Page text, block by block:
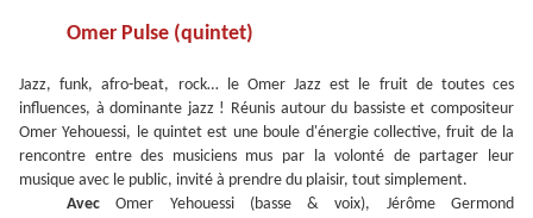
Omer Pulse (quintet)
Jazz, funk, afro-beat, rock… le Omer Jazz est le fruit de toutes ces
influences, à dominante jazz ! Réunis autour du bassiste et compositeur
Omer Yehouessi, le quintet est une boule d'énergie collective, fruit de la
rencontre entre des musiciens mus par la volonté de partager leur
musique avec le public, invité à prendre du plaisir, tout simplement.
AvecOmer Yehouessi (basse & voix), Jérôme Germond